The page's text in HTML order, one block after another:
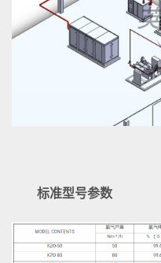
标准型号参数